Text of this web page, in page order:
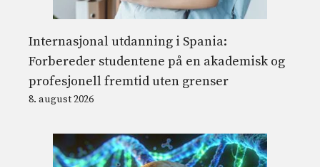
Internasjonal utdanning i Spania:
Forbereder studentene på en akademisk og
profesjonell fremtid uten grenser
8. august 2026